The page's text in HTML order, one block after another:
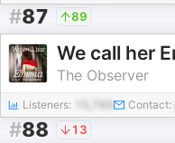
#87 89
The Observer
Listeners: Contact:
#88 13